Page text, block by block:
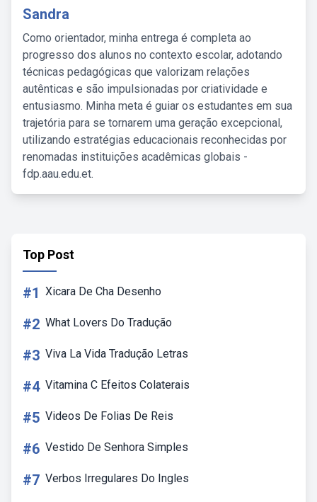
Sandra
Como orientador, minha entrega é completa ao
progresso dos alunos no contexto escolar, adotando
técnicas pedagógicas que valorizam relações
autênticas e são impulsionadas por criatividade e
entusiasmo. Minha meta é guiar os estudantes em sua
trajetória para se tornarem uma geração excepcional,
utilizando estratégias educacionais reconhecidas por
renomadas instituições acadêmicas globais -
fdp.aau.edu.et.
Top Post
#1 Xicara De Cha Desenho
#2 What Lovers Do Tradução
#3 Viva La Vida Tradução Letras
#4 Vitamina C Efeitos Colaterais
#5 Videos De Folias De Reis
#6 Vestido De Senhora Simples
#7 Verbos Irregulares Do Ingles